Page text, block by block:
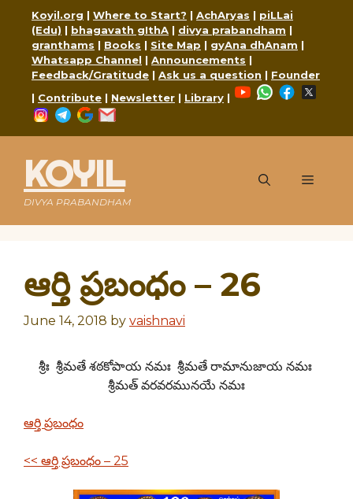
content
Koyil.org | Where to Start? | AchAryas | piLLai
(Edu) | bhagavath gIthA | divya prabandham |
granthams | Books | Site Map | gyAna dhAnam |
Whatsapp Channel | Announcements |
Feedback/Gratitude | Ask us a question | Founder
| Contribute | Newsletter | Library |
YouTubeWhatsApp
Facebook
Instagram
Telegram
Google
KOYIL
DIVYA PRABANDHAM
Menu
ఆర్తి ప్రబంధం – 26
June 14, 2018 by vaishnavi
శ్రీః శ్రీమతే శఠకోపాయ నమః శ్రీమతే రామానుజాయ నమః
శ్రీమత్ వరవరమునయే నమః
ఆర్తి ప్రబంధం
<< ఆర్తి ప్రబంధం – 25